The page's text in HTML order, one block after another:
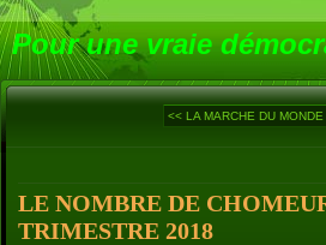
Pour une vraie
<< LA MARCHE DU MONDE
LE NOMBRE DE
TRIMESTRE 2018